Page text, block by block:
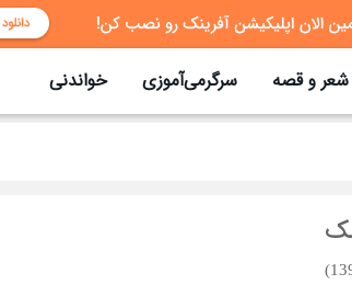
شعر و قصه سرگرمی‌آموزی خواندنی